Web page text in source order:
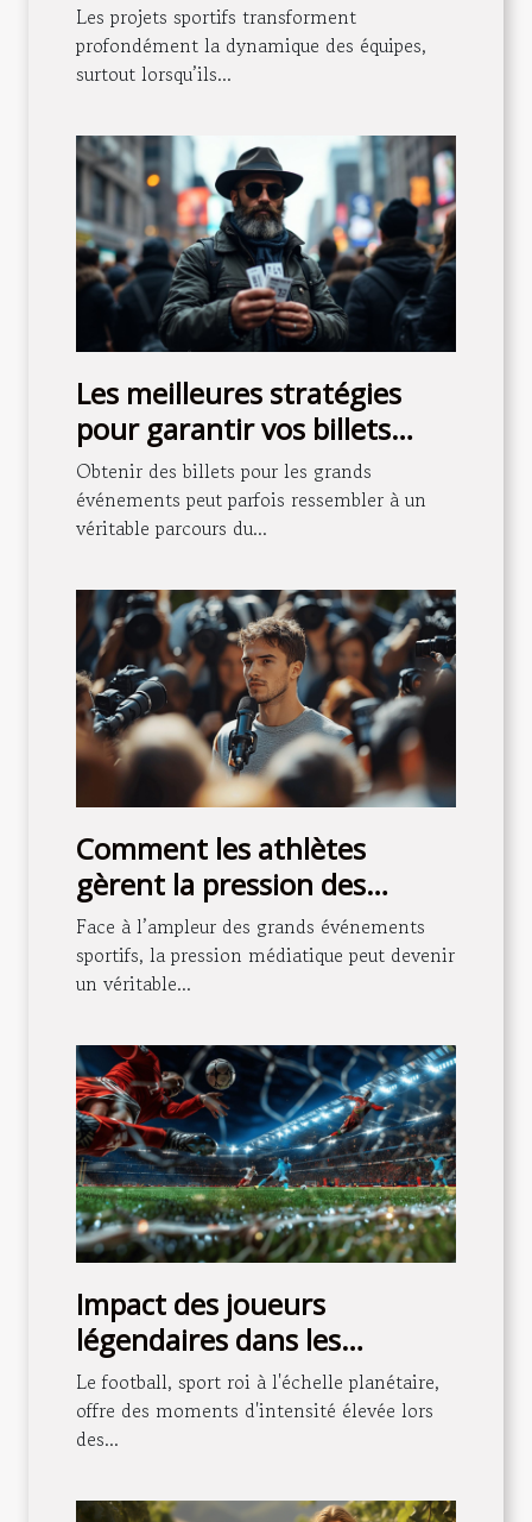
Les projets sportifs transforment
profondément la dynamique des équipes,
surtout lorsqu’ils...
Les meilleures stratégies
pour garantir vos billets
pour les grands événements
Obtenir des billets pour les grands
événements peut parfois ressembler à un
véritable parcours du...
Comment les athlètes
gèrent la pression des
médias durant les grands
événements ?
Face à l’ampleur des grands événements
sportifs, la pression médiatique peut devenir
un véritable...
Impact des joueurs
légendaires dans les
confrontations
internationales de football
Le football, sport roi à l'échelle planétaire,
offre des moments d'intensité élevée lors
des...